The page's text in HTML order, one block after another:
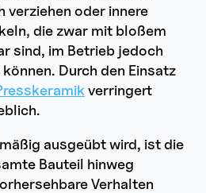
verziehen oder innere
die zwar mit bloßem
sind, im Betrieb jedoch
Durch den Einsatz
verringert
ausgeübt wird, ist die
Bauteil hinweg
Verhalten